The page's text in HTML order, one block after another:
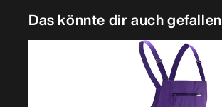
Das könnte dir auch gefallen